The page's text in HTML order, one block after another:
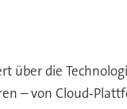
über die
– von